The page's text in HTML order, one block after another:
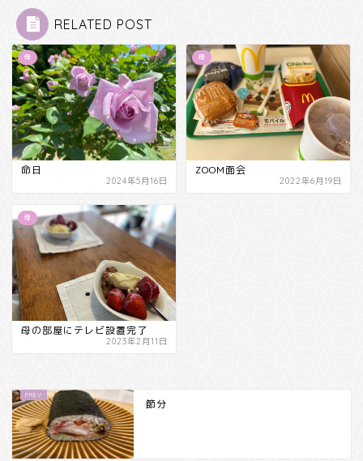
RELATED POST
母
命日
2024年5月16日
母
ZOOM面会
2022年6月19日
母
母の部屋にテレビ設置完了
2023年2月11日
節分